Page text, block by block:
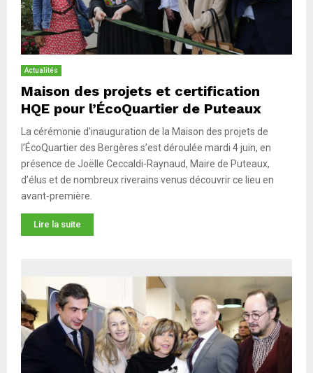
Actualités
Maison des projets et certification
HQE pour l’ÉcoQuartier de Puteaux
La cérémonie d’inauguration de la Maison des projets de
l’ÉcoQuartier des Bergères s’est déroulée mardi 4 juin, en
présence de Joëlle Ceccaldi-Raynaud, Maire de Puteaux,
d’élus et de nombreux riverains venus découvrir ce lieu en
avant-première.
Lire la suite